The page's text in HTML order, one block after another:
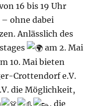
16 bis 19 Uhr
ohne dabei
Anlässlich des
am 2. Mai
10. Mai bieten
Crottendorf e.V.
die Möglichkeit,
, die